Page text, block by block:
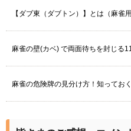
【ダブ東（ダブトン）】とは（麻雀
麻雀の壁(カベ) で両面待ちを封じる
麻雀の危険牌の見分け方！知ってお